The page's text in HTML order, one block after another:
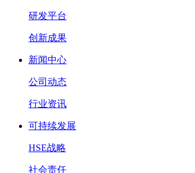
研发平台
创新成果
新闻中心
公司动态
行业资讯
可持续发展
HSE战略
社会责任